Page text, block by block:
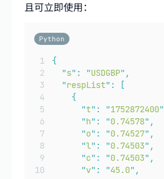
且可立即使用：
Python
{
"s" : "USDGBP" ,
"respList" :
[
{
"t" : "1752872400"
"h" : "0.74578" ,
"o" : "0.74527" ,
"l" : "0.74503" ,
"c" : "0.74503" ,
"v" : "45.0" ,